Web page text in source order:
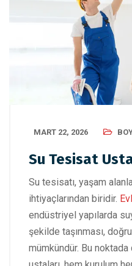
MART 22, 2026
Su Tesisat
Su tesisatı, yaşam
ihtiyaçlarından biridir.
endüstriyel yapılarda
şekilde taşınması,
mümkündür. Bu